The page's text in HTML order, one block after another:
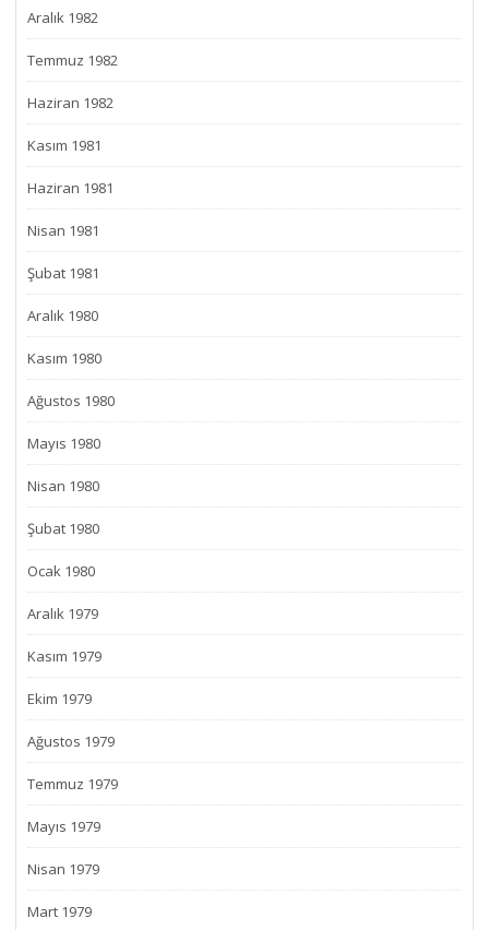
Aralık 1982
Temmuz 1982
Haziran 1982
Kasım 1981
Haziran 1981
Nisan 1981
Şubat 1981
Aralık 1980
Kasım 1980
Ağustos 1980
Mayıs 1980
Nisan 1980
Şubat 1980
Ocak 1980
Aralık 1979
Kasım 1979
Ekim 1979
Ağustos 1979
Temmuz 1979
Mayıs 1979
Nisan 1979
Mart 1979